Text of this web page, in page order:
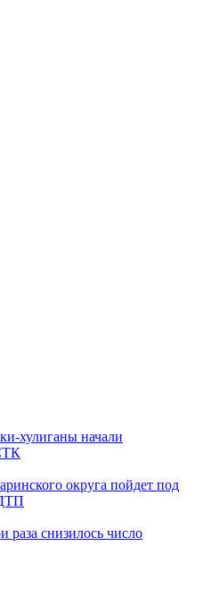
хулиганы начали
округа пойдет под
раза снизилось число